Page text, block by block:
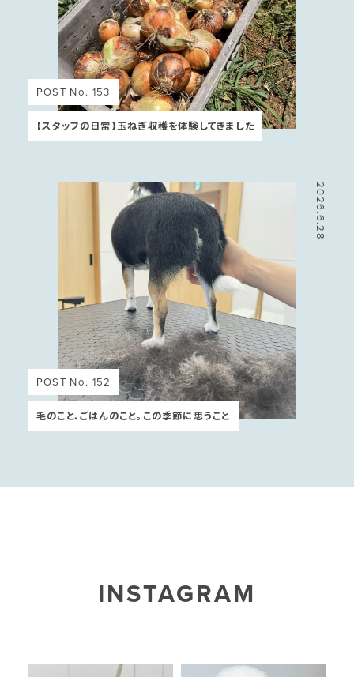
POST No. 153
【スタッフの日常】玉ねぎ収穫を体験してきました
2026.6.28
POST No. 152
毛のこと、ごはんのこと。この季節に思うこと
INSTAGRAM